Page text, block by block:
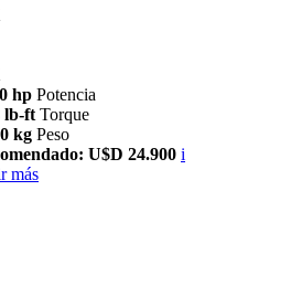
hp Potencia
lb-ft Torque
kg Peso
U$D 24.900 i
más